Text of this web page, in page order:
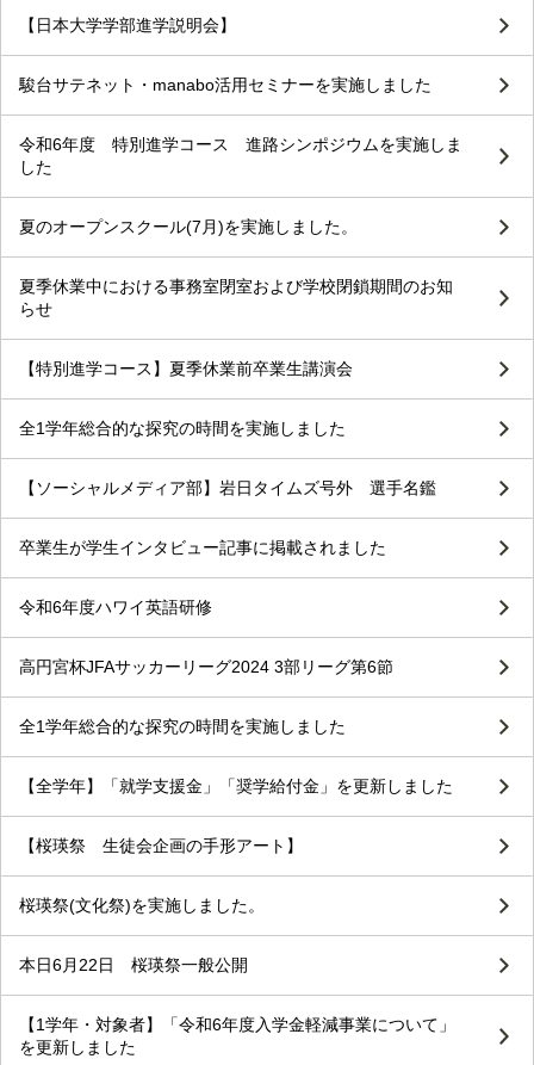
【日本大学学部進学説明会】
駿台サテネット・manabo活用セミナーを実施しました
令和6年度 特別進学コース 進路シンポジウムを実施しま
した
夏のオープンスクール(7月)を実施しました。
夏季休業中における事務室閉室および学校閉鎖期間のお知
らせ
【特別進学コース】夏季休業前卒業生講演会
全1学年総合的な探究の時間を実施しました
【ソーシャルメディア部】岩日タイムズ号外 選手名鑑
卒業生が学生インタビュー記事に掲載されました
令和6年度ハワイ英語研修
高円宮杯JFAサッカーリーグ2024 3部リーグ第6節
全1学年総合的な探究の時間を実施しました
【全学年】「就学支援金」「奨学給付金」を更新しました
【桜瑛祭 生徒会企画の手形アート】
桜瑛祭(文化祭)を実施しました。
本日6月22日 桜瑛祭一般公開
【1学年・対象者】「令和6年度入学金軽減事業について」
を更新しました